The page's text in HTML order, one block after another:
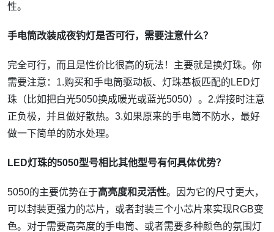
性。
手电筒改装成夜钓灯是否可行，需要注意什么？
完全可行，而且是性价比很高的玩法！主要就是换灯珠。你
需要注意：1.购买和手电筒驱动板、灯珠基板匹配的LED灯
珠（比如把白光5050换成暖光或蓝光5050）。2.焊接时注意
正负极，并且做好散热。3.如果原来的手电筒不防水，最好
做一下简单的防水处理。
LED灯珠的5050型号相比其他型号有何具体优势？
5050的主要优势在于高亮度和灵活性。因为它的尺寸更大，
可以封装更强力的芯片，或者封装三个小芯片来实现RGB变
色。对于需要高亮度的手电筒、或者需要多种颜色的氛围灯